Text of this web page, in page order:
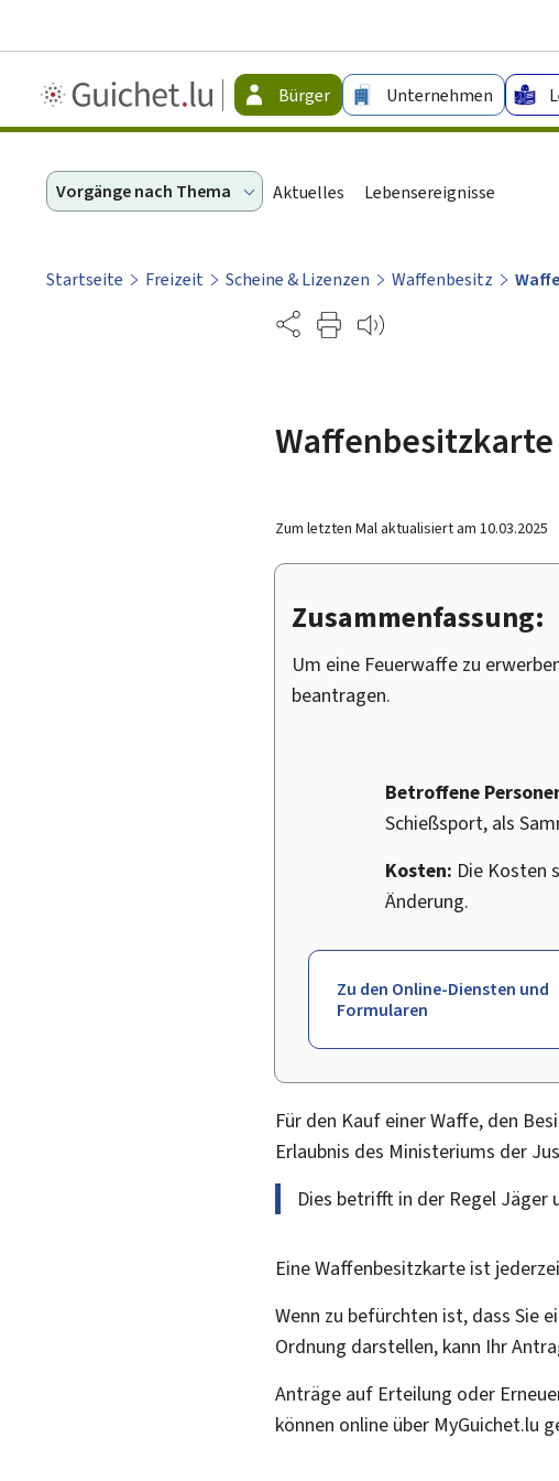
Guichet.lu
-
Bürger Unternehmen
Vorgänge nach Thema Aktuelles Lebensereignisse
Startseite Freizeit Scheine & Lizenzen Waffenbesitz
Partage
Waffenbesitzkarte
Zum letzten Mal aktualisiert am 10.03.2025
Zusammenfassung:
Um eine Feuerwaffe zu
beantragen.
Betroffene
Schießsport, als
Kosten: Die Kosten
Änderung.
Zu den Online-Diensten und
Formularen
Für den Kauf einer Waffe, den
Erlaubnis des Ministeriums der
Dies betrifft in der Regel Jäger
Eine Waffenbesitzkarte ist
Wenn zu befürchten ist, dass Sie
Ordnung darstellen, kann Ihr
Anträge auf Erteilung oder
können online über MyGuichet.lu